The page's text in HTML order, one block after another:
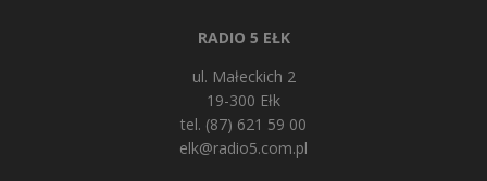
RADIO 5 EŁK
ul. Małeckich 2
19-300 Ełk
tel. (87) 621 59 00
elk@radio5.com.pl